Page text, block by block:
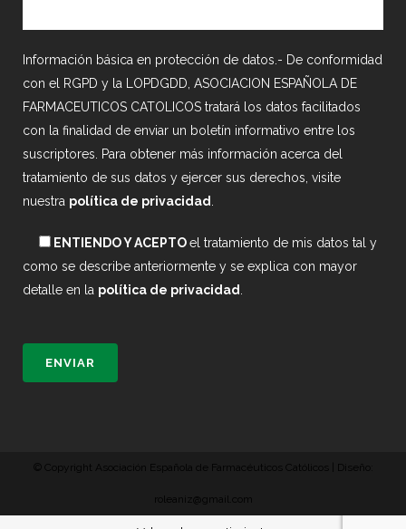
Información básica en protección de datos.- De conformidad
con el RGPD y la LOPDGDD, ASOCIACION ESPAÑOLA DE
FARMACEUTICOS CATOLICOS tratará los datos facilitados
con la finalidad de enviar un boletín informativo entre los
suscriptores. Para obtener más información acerca del
tratamiento de sus datos y ejercer sus derechos, visite
nuestra política de privacidad
ENTIENDO Y ACEPTOel tratamiento de mis datos tal y
como se describe anteriormente y se explica con mayor
detalle en la política de privacidad
© Copyright Asociación Española de Farmacéuticos Católicos | Diseño:
roleaniz@gmail.com